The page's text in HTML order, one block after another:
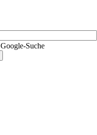
Google-Suche